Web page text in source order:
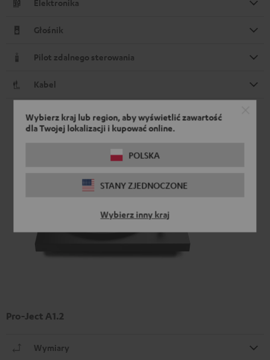
Wybierz kraj lub region, aby wyświetlić zawartość
dla Twojej lokalizacji i kupować online.
POLSKA
STANY ZJEDNOCZONE
Wybierz inny kraj
Elektronika
Głośnik
Pilot zdalnego sterowania
Kabel
Pro-Ject A1.2
Wymiary